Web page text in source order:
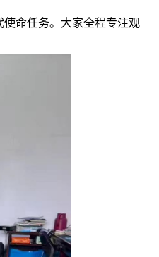
命任务。大家全程专注观